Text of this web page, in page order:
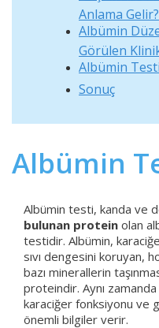
Anlama Gelir?
Albümin
Görülen
Albümin
Sonuç
Albümin
Albümin testi, kanda ve
bulunan protein olan
testidir. Albümin,
sıvı dengesini koruyan,
bazı minerallerin
proteindir. Aynı
karaciğer fonksiyonu ve
önemli bilgiler verir.